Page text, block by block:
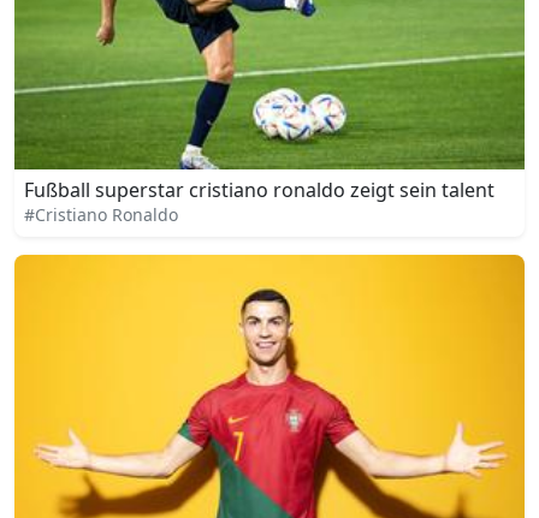
Fußball superstar cristiano ronaldo zeigt sein talent
#Cristiano Ronaldo